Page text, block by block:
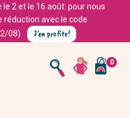
2 et le 16 août: pour nous
réduction avec le code
08)
J'en profite!
0